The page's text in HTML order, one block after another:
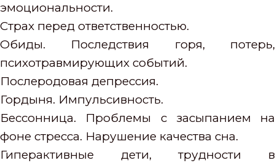
эмоциональности.
Страх перед ответственностью.
Обиды. Последствия горя, потерь,
психотравмирующих событий.
Послеродовая депрессия.
Гордыня. Импульсивность.
Бессонница. Проблемы с засыпанием на
фоне стресса. Нарушение качества сна.
Гиперактивные дети, трудности в